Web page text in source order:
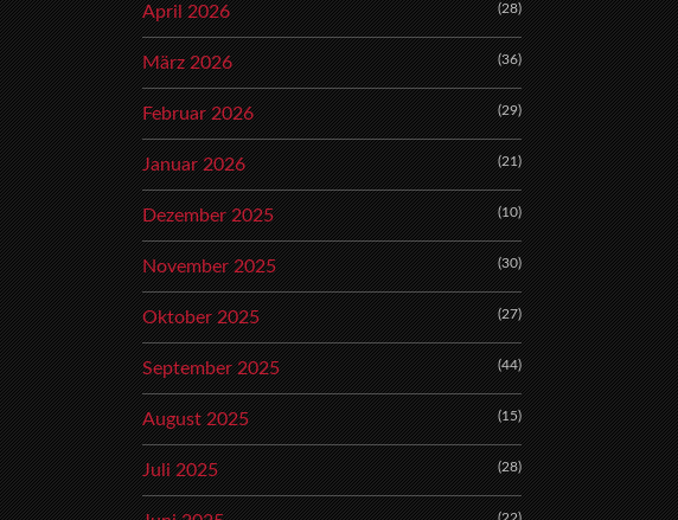
April 2026 (28)
März 2026 (36)
Februar 2026 (29)
Januar 2026 (21)
Dezember 2025 (10)
November 2025 (30)
Oktober 2025 (27)
September 2025 (44)
August 2025 (15)
Juli 2025 (28)